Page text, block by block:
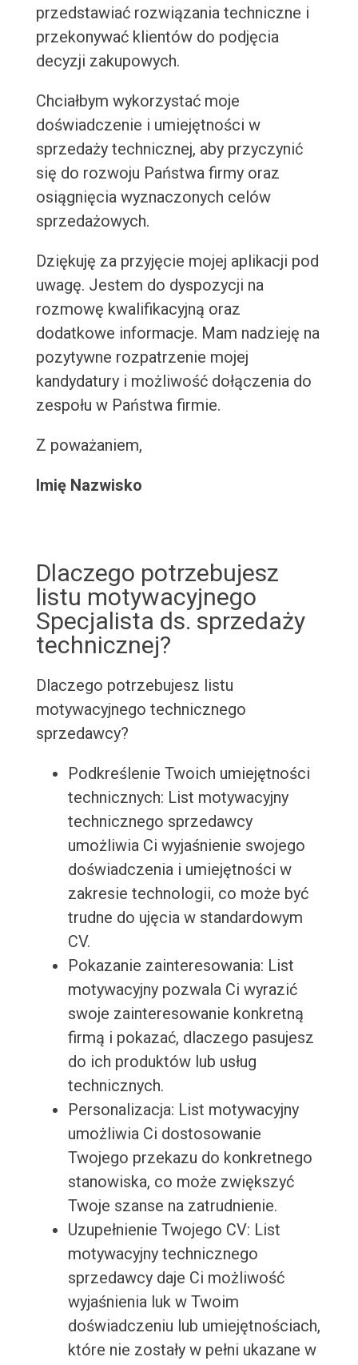
przedstawiać rozwiązania techniczne i
przekonywać klientów do podjęcia
decyzji zakupowych.
Chciałbym wykorzystać moje
doświadczenie i umiejętności w
sprzedaży technicznej, aby przyczynić
się do rozwoju Państwa firmy oraz
osiągnięcia wyznaczonych celów
sprzedażowych.
Dziękuję za przyjęcie mojej aplikacji pod
uwagę. Jestem do dyspozycji na
rozmowę kwalifikacyjną oraz
dodatkowe informacje. Mam nadzieję na
pozytywne rozpatrzenie mojej
kandydatury i możliwość dołączenia do
zespołu w Państwa firmie.
Z poważaniem,
Imię Nazwisko
Dlaczego potrzebujesz
listu motywacyjnego
Specjalista ds. sprzedaży
technicznej?
Dlaczego potrzebujesz listu
motywacyjnego technicznego
sprzedawcy?
Podkreślenie Twoich umiejętności
technicznych: List motywacyjny
technicznego sprzedawcy
umożliwia Ci wyjaśnienie swojego
doświadczenia i umiejętności w
zakresie technologii, co może być
trudne do ujęcia w standardowym
CV.
Pokazanie zainteresowania: List
motywacyjny pozwala Ci wyrazić
swoje zainteresowanie konkretną
firmą i pokazać, dlaczego pasujesz
do ich produktów lub usług
technicznych.
Personalizacja: List motywacyjny
umożliwia Ci dostosowanie
Twojego przekazu do konkretnego
stanowiska, co może zwiększyć
Twoje szanse na zatrudnienie.
Uzupełnienie Twojego CV: List
motywacyjny technicznego
sprzedawcy daje Ci możliwość
wyjaśnienia luk w Twoim
doświadczeniu lub umiejętnościach,
które nie zostały w pełni ukazane w